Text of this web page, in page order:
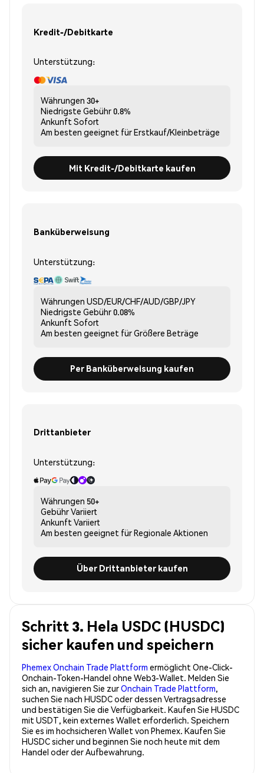
Kredit-/Debitkarte
Unterstützung:
Währungen 30+
Niedrigste Gebühr0.8%
Ankunft Sofort
Am besten geeignet fürErstkauf/Kleinbeträge
Mit Kredit-/Debitkarte kaufen
Banküberweisung
Unterstützung:
Währungen USD/EUR/CHF/AUD/GBP/JPY
Niedrigste Gebühr0.08%
Ankunft Sofort
Am besten geeignet fürGrößere Beträge
Per Banküberweisung kaufen
Drittanbieter
Unterstützung:
Währungen 50+
GebührVariiert
Ankunft Variiert
Am besten geeignet fürRegionale Aktionen
Über Drittanbieter kaufen
Schritt 3. Hela USDC (HUSDC)
sicher kaufen und speichern
Phemex Onchain Trade Plattform ermöglicht One-Click-
Onchain-Token-Handel ohne Web3-Wallet. Melden Sie
sich an, navigieren Sie zurOnchain Trade Plattform,
suchen Sie nach HUSDC oder dessen Vertragsadresse
und bestätigen Sie die Verfügbarkeit. Kaufen Sie HUSDC
mit USDT, kein externes Wallet erforderlich. Speichern
Sie es im hochsicheren Wallet von Phemex. Kaufen Sie
HUSDC sicher und beginnen Sie noch heute mit dem
Handel oder der Aufbewahrung.